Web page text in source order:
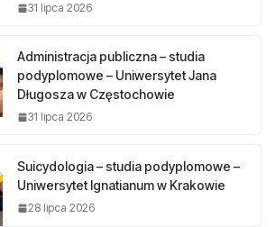
31 lipca 2026
Administracja publiczna – studia
podyplomowe – Uniwersytet Jana
Długosza w Częstochowie
31 lipca 2026
Suicydologia – studia podyplomowe –
Uniwersytet Ignatianum w Krakowie
28 lipca 2026